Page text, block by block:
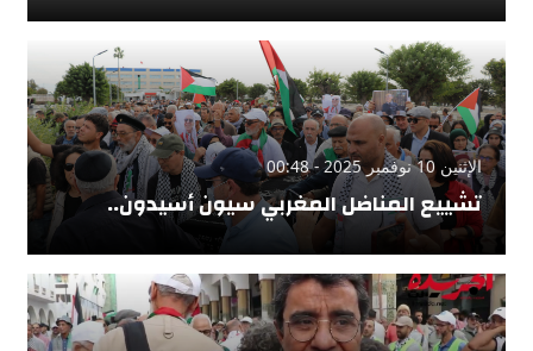
الإثنين 10 نوفمبر 2025 - 00:48
تشييع المناضل المغربي سيون أسيدون..